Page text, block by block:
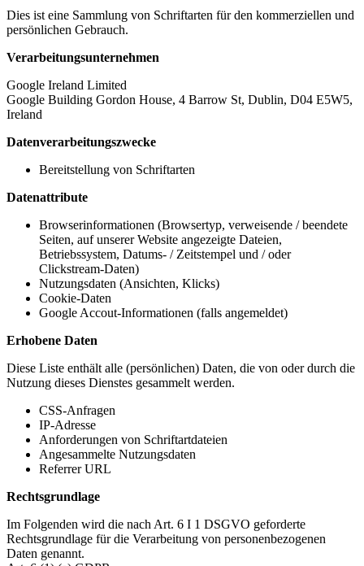
Dies ist eine Sammlung von Schriftarten für den kommerziellen und
persönlichen Gebrauch.
Verarbeitungsunternehmen
Google Ireland Limited
Google Building Gordon House, 4 Barrow St, Dublin, D04 E5W5,
Ireland
Datenverarbeitungszwecke
Bereitstellung von Schriftarten
Datenattribute
Browserinformationen (Browsertyp, verweisende / beendete
Seiten, auf unserer Website angezeigte Dateien,
Betriebssystem, Datums- / Zeitstempel und / oder
Clickstream-Daten)
Nutzungsdaten (Ansichten, Klicks)
Cookie-Daten
Google Accout-Informationen (falls angemeldet)
Erhobene Daten
Diese Liste enthält alle (persönlichen) Daten, die von oder durch die
Nutzung dieses Dienstes gesammelt werden.
CSS-Anfragen
IP-Adresse
Anforderungen von Schriftartdateien
Angesammelte Nutzungsdaten
Referrer URL
Rechtsgrundlage
Im Folgenden wird die nach Art. 6 I 1 DSGVO geforderte
Rechtsgrundlage für die Verarbeitung von personenbezogenen
Daten genannt.